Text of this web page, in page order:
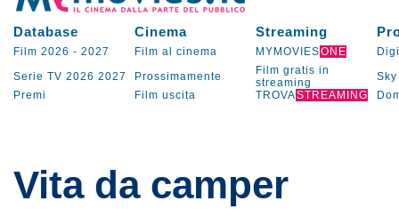
Database Cinema Streaming
Film 2026 - 2027 Film al cinema MYMOVIESONE
Serie TV 2026 2027 Prossimamente
Film gratis in
streaming
Sky
Premi
Film uscita TROVASTREAMING
Vita da camper